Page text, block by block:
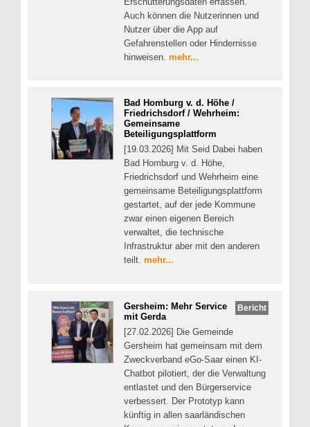
Auch können die Nutzerinnen und
Nutzer über die App auf
Gefahrenstellen oder Hindernisse
hinweisen. mehr...
Bad Homburg v. d. Höhe /
Friedrichsdorf / Wehrheim:
Gemeinsame
Beteiligungsplattform
[19.03.2026] Mit Seid Dabei haben
Bad Homburg v. d. Höhe,
Friedrichsdorf und Wehrheim eine
gemeinsame Beteiligungsplattform
gestartet, auf der jede Kommune
zwar einen eigenen Bereich
verwaltet, die technische
Infrastruktur aber mit den anderen
teilt. mehr...
Bericht
Gersheim: Mehr Service
mit Gerda
[27.02.2026] Die Gemeinde
Gersheim hat gemeinsam mit dem
Zweckverband eGo-Saar einen KI-
Chatbot pilotiert, der die Verwaltung
entlastet und den Bürgerservice
verbessert. Der Prototyp kann
künftig in allen saarländischen